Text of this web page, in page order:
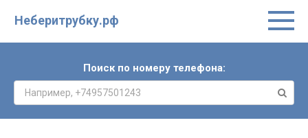
Неберитрубку.рф
Поиск по номеру телефона: